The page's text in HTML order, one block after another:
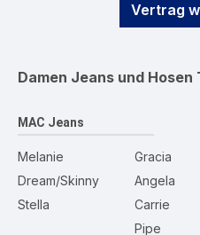
Vertrag
Damen Jeans und Hosen
MAC Jeans
Melanie
Dream/Skinny
Stella
Gracia
Angela
Carrie
Pipe